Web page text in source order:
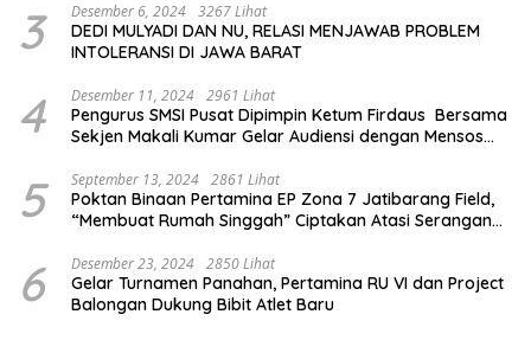
3 Desember 6, 2024 3267 Lihat
DEDI MULYADI DAN NU, RELASI MENJAWAB PROBLEM
INTOLERANSI DI JAWA BARAT
4 Desember 11, 2024 2961 Lihat
Pengurus SMSI Pusat Dipimpin Ketum Firdaus Bersama
Sekjen Makali Kumar Gelar Audiensi dengan Mensos
5 September 13, 2024 2861 Lihat
Poktan Binaan Pertamina EP Zona 7 Jatibarang Field,
“Membuat Rumah Singgah” Ciptakan Atasi Serangan
6 Desember 23, 2024 2850 Lihat
Gelar Turnamen Panahan, Pertamina RU VI dan Project
Balongan Dukung Bibit Atlet Baru